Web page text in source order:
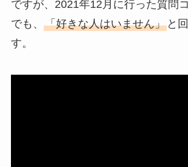
ですが、2021年12月に行った質問
でも、 「好きな人はいません」と
す。